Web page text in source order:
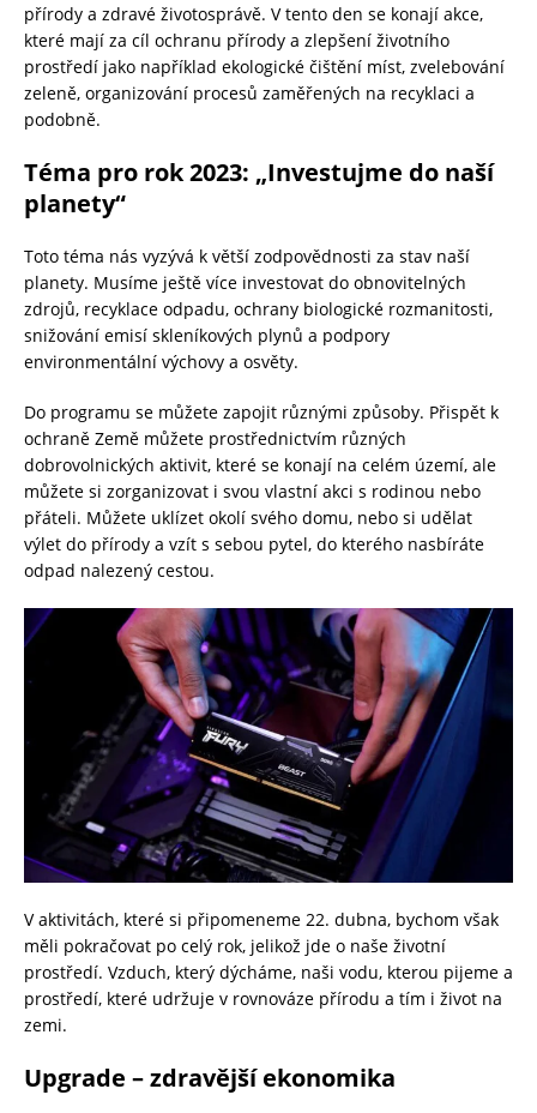
přírody a zdravé životosprávě. V tento den se konají akce,
které mají za cíl ochranu přírody a zlepšení životního
prostředí jako například ekologické čištění míst, zvelebování
zeleně, organizování procesů zaměřených na recyklaci a
podobně.
Téma pro rok 2023: „Investujme do naší
planety“
Toto téma nás vyzývá k větší zodpovědnosti za stav naší
planety. Musíme ještě více investovat do obnovitelných
zdrojů, recyklace odpadu, ochrany biologické rozmanitosti,
snižování emisí skleníkových plynů a podpory
environmentální výchovy a osvěty.
Do programu se můžete zapojit různými způsoby. Přispět k
ochraně Země můžete prostřednictvím různých
dobrovolnických aktivit, které se konají na celém území, ale
můžete si zorganizovat i svou vlastní akci s rodinou nebo
přáteli. Můžete uklízet okolí svého domu, nebo si udělat
výlet do přírody a vzít s sebou pytel, do kterého nasbíráte
odpad nalezený cestou.
V aktivitách, které si připomeneme 22. dubna, bychom však
měli pokračovat po celý rok, jelikož jde o naše životní
prostředí. Vzduch, který dýcháme, naši vodu, kterou pijeme a
prostředí, které udržuje v rovnováze přírodu a tím i život na
zemi.
Upgrade – zdravější ekonomika